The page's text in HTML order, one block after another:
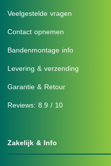
Veelgestelde vragen
Contact opnemen
Bandenmontage info
Levering & verzending
Garantie & Retour
Reviews: 8.9 / 10
Zakelijk & Info